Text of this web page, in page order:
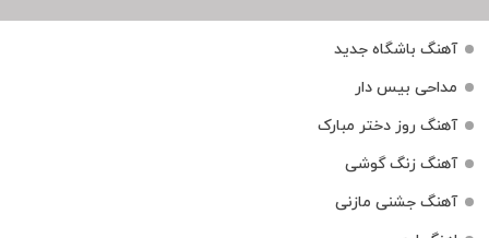
آهنگ باشگاه جدید
مداحی بیس دار
آهنگ روز دختر مبارک
آهنگ زنگ گوشی
آهنگ جشنی مازنی